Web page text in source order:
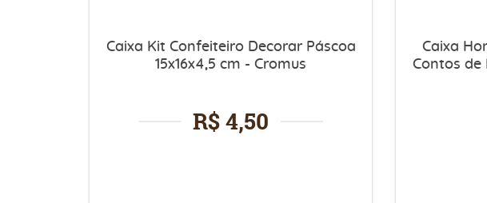
Caixa Kit Confeiteiro Decorar Páscoa
15x16x4,5 cm - Cromus
R$ 4,50
Caixa
Contos de